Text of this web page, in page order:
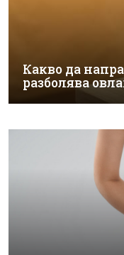
Какво да
разболява